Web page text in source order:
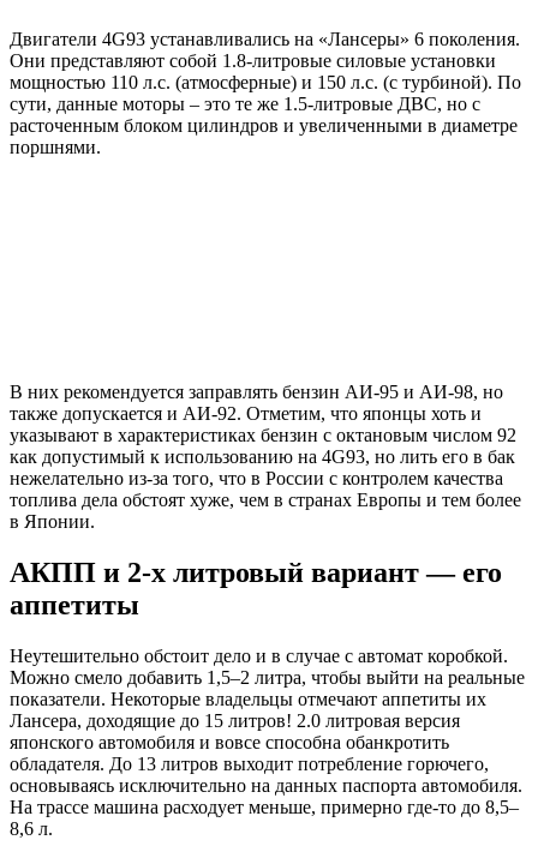
Двигатели 4G93 устанавливались на «Лансеры» 6 поколения.
Они представляют собой 1.8-литровые силовые установки
мощностью 110 л.с. (атмосферные) и 150 л.с. (с турбиной). По
сути, данные моторы – это те же 1.5-литровые ДВС, но с
расточенным блоком цилиндров и увеличенными в диаметре
поршнями.
В них рекомендуется заправлять бензин АИ-95 и АИ-98, но
также допускается и АИ-92. Отметим, что японцы хоть и
указывают в характеристиках бензин с октановым числом 92
как допустимый к использованию на 4G93, но лить его в бак
нежелательно из-за того, что в России с контролем качества
топлива дела обстоят хуже, чем в странах Европы и тем более
в Японии.
АКПП и 2‑х литровый вариант — его
аппетиты
Неутешительно обстоит дело и в случае с автомат коробкой.
Можно смело добавить 1,5–2 литра, чтобы выйти на реальные
показатели. Некоторые владельцы отмечают аппетиты их
Лансера, доходящие до 15 литров! 2.0 литровая версия
японского автомобиля и вовсе способна обанкротить
обладателя. До 13 литров выходит потребление горючего,
основываясь исключительно на данных паспорта автомобиля.
На трассе машина расходует меньше, примерно где-то до 8,5–
8,6 л.